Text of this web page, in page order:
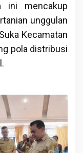
ini mencakup
unggulan
Kecamatan
pola distribusi